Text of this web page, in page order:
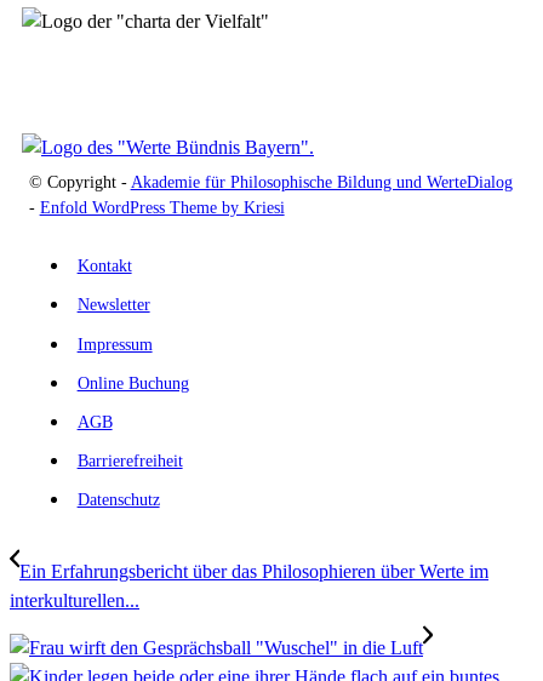
© Copyright - Akademie für Philosophische Bildung und WerteDialog
- Enfold WordPress Theme by Kriesi
Kontakt
Newsletter
Impressum
Online Buchung
AGB
Barrierefreiheit
Datenschutz
Ein Erfahrungsbericht über das Philosophieren über Werte im
interkulturellen...